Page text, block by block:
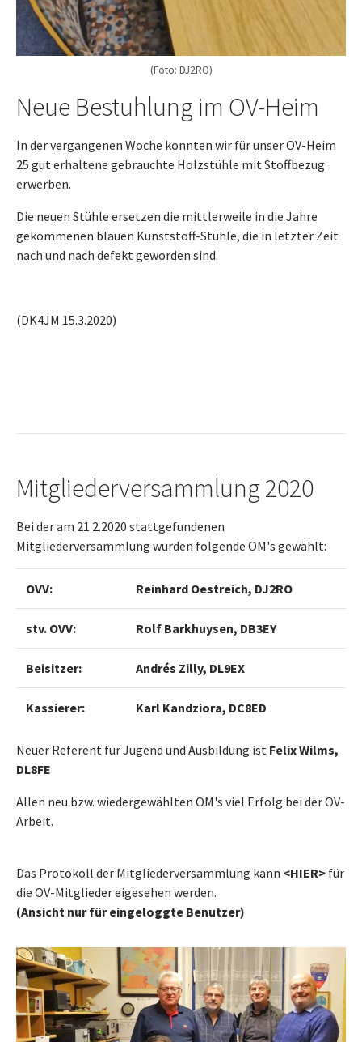
(Foto: DJ2RO)
Neue Bestuhlung im OV-Heim
In der vergangenen Woche konnten wir für unser OV-Heim
25 gut erhaltene gebrauchte Holzstühle mit Stoffbezug
erwerben.
Die neuen Stühle ersetzen die mittlerweile in die Jahre
gekommenen blauen Kunststoff-Stühle, die in letzter Zeit
nach und nach defekt geworden sind.
(DK4JM 15.3.2020)
Mitgliederversammlung 2020
Bei der am 21.2.2020 stattgefundenen
Mitgliederversammlung wurden folgende OM's gewählt:
OVV: Reinhard Oestreich, DJ2RO
stv. OVV: Rolf Barkhuysen, DB3EY
Beisitzer: Andrés Zilly, DL9EX
Kassierer: Karl Kandziora, DC8ED
Neuer Referent für Jugend und Ausbildung ist Felix Wilms,
DL8FE
Allen neu bzw. wiedergewählten OM's viel Erfolg bei der OV-
Arbeit.
Das Protokoll der Mitgliederversammlung kann <HIER> für
die OV-Mitglieder eigesehen werden.
(Ansicht nur für eingeloggte Benutzer)